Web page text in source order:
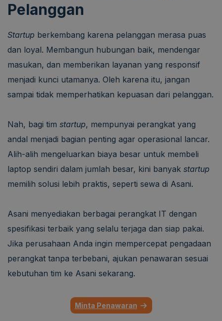
Pelanggan
Startup berkembang karena pelanggan merasa puas
dan loyal. Membangun hubungan baik, mendengar
masukan, dan memberikan layanan yang responsif
menjadi kunci utamanya. Oleh karena itu, jangan
sampai tidak memperhatikan kepuasan dari pelanggan.
Nah, bagi tim startup, mempunyai perangkat yang
andal menjadi bagian penting agar operasional lancar.
Alih-alih mengeluarkan biaya besar untuk membeli
laptop sendiri dalam jumlah besar, kini banyak startup
memilih solusi lebih praktis, seperti sewa di Asani.
Asani menyediakan berbagai perangkat IT dengan
spesifikasi terbaik yang selalu terjaga dan siap pakai.
Jika perusahaan Anda ingin mempercepat pengadaan
perangkat tanpa terbebani, ajukan penawaran sesuai
kebutuhan tim ke Asani sekarang.
Minta Penawaran